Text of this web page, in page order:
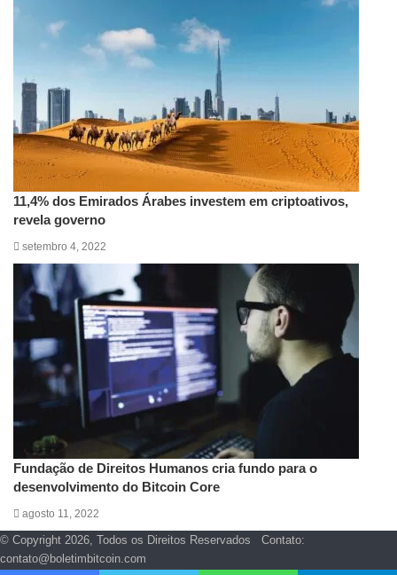
11,4% dos Emirados Árabes investem em criptoativos,
revela governo
setembro 4, 2022
Fundação de Direitos Humanos cria fundo para o
desenvolvimento do Bitcoin Core
agosto 11, 2022
© Copyright 2026, Todos os Direitos Reservados Contato:
contato@boletimbitcoin.com